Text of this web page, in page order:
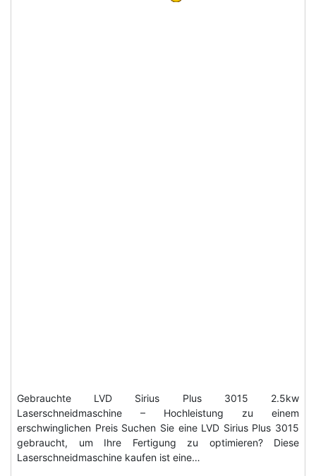
Gebrauchte LVD Sirius Plus 3015 2.5kw
Laserschneidmaschine – Hochleistung zu einem
erschwinglichen Preis Suchen Sie eine LVD Sirius Plus 3015
gebraucht, um Ihre Fertigung zu optimieren? Diese
Laserschneidmaschine kaufen ist eine…